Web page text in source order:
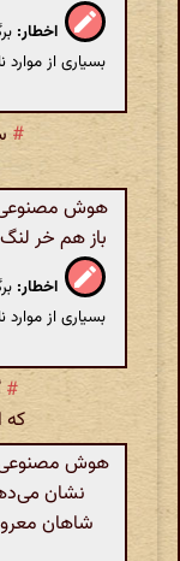
اخطار:
بسیاری از
#
هوش مصنوعی:
باز هم خر
اخطار:
بسیاری از
#
که
هوش مصنوعی:
نشان
شاهان